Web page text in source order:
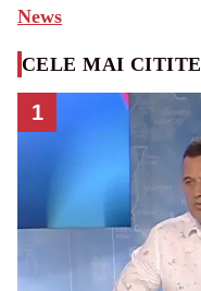
News
CELE MAI CITITE
1